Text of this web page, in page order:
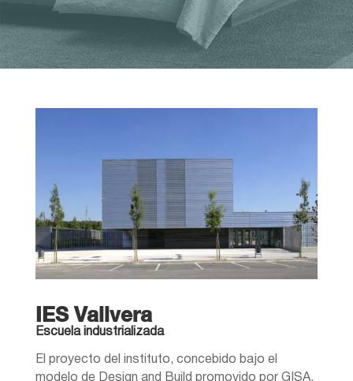
IES Vallvera
Escuela industrializada
El proyecto del instituto, concebido bajo el
modelo de Design and Build promovido por GISA,